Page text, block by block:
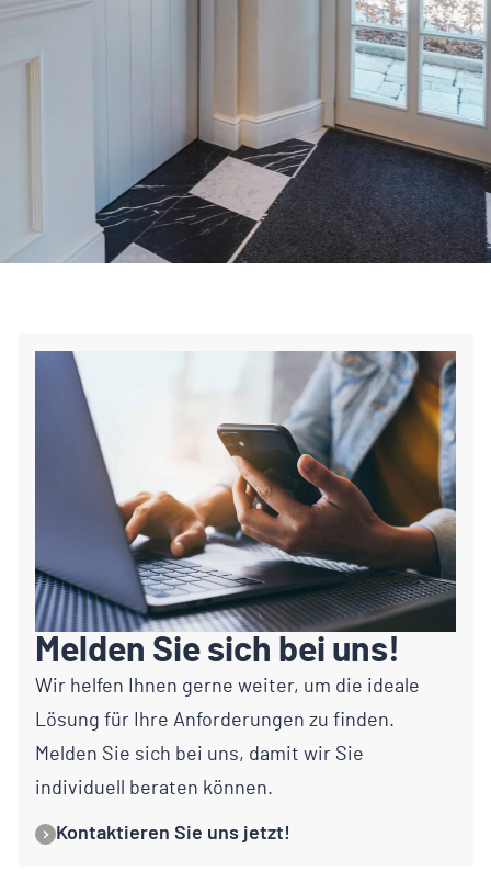
Melden Sie sich bei uns!
Wir helfen Ihnen gerne weiter, um die ideale
Lösung für Ihre Anforderungen zu finden.
Melden Sie sich bei uns, damit wir Sie
individuell beraten können.
Kontaktieren Sie uns jetzt!